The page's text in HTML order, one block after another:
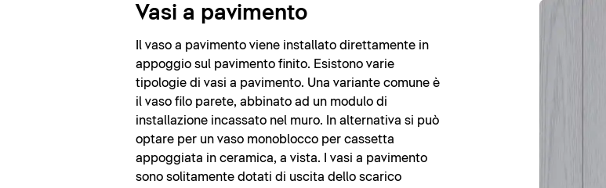
Vasi a pavimento
Il vaso a pavimento viene installato direttamente in
appoggio sul pavimento finito. Esistono varie
tipologie di vasi a pavimento. Una variante comune è
il vaso filo parete, abbinato ad un modulo di
installazione incassato nel muro. In alternativa si può
optare per un vaso monoblocco per cassetta
appoggiata in ceramica, a vista. I vasi a pavimento
sono solitamente dotati di uscita dello scarico